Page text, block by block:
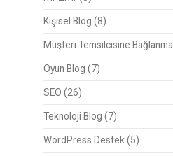
Kişisel Blog (8)
Müşteri Temsilcisine Bağlanma
Oyun Blog (7)
SEO (26)
Teknoloji Blog (7)
WordPress Destek (5)